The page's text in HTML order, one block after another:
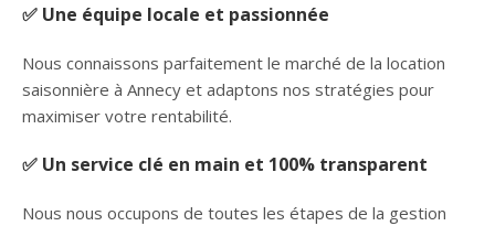
✅ Une équipe locale et passionnée
Nous connaissons parfaitement le marché de la location
saisonnière à Annecy et adaptons nos stratégies pour
maximiser votre rentabilité.
✅ Un service clé en main et 100% transparent
Nous nous occupons de toutes les étapes de la gestion